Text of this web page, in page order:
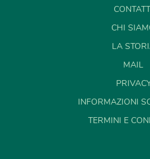
CHI
LA
MAIL
INFORMAZIONI
TERMINI E